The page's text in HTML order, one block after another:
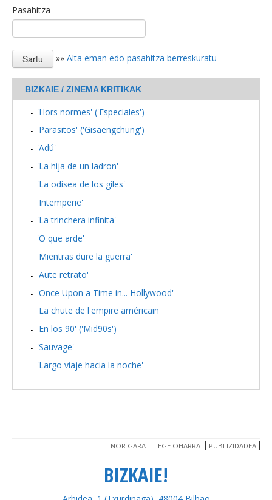
Pasahitza
»» Alta eman edo pasahitza berreskuratu
BIZKAIE / ZINEMA KRITIKAK
'Hors normes' ('Especiales')
'Parasitos' ('Gisaengchung')
'Adú'
'La hija de un ladron'
'La odisea de los giles'
'Intemperie'
'La trinchera infinita'
'O que arde'
'Mientras dure la guerra'
'Aute retrato'
'Once Upon a Time in... Hollywood'
'La chute de l'empire américain'
'En los 90' ('Mid90s')
'Sauvage'
'Largo viaje hacia la noche'
NOR GARA LEGE OHARRA PUBLIZIDADEA
BIZKAIE!